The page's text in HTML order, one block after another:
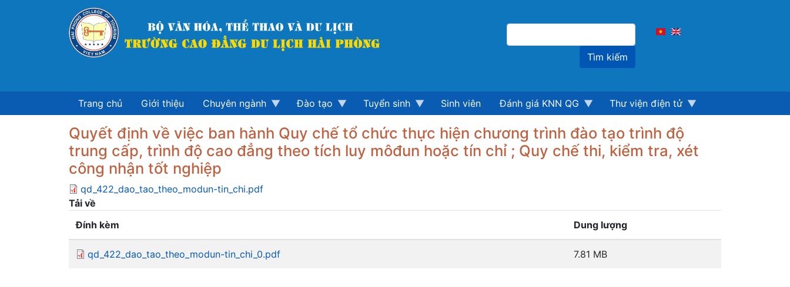
kiếm
Trang chủ Giới thiệu Chuyên ngành Đào tạo Tuyển sinh Sinh viên Đánh giá KNN QG Thư viện điện tử
Quyết định về việc ban hành Quy chế tổ chức thực hiện chương trình đào tạo trình độ
trung cấp, trình độ cao đẳng theo tích luy môđun hoặc tín chỉ ; Quy chế thi, kiểm tra, xét
công nhận tốt nghiệp
qd_422_dao_tao_theo_modun-tin_chi.pdf
Tải về
Đính kèm
Dung lượng
qd_422_dao_tao_theo_modun-tin_chi_0.pdf 7.81 MB